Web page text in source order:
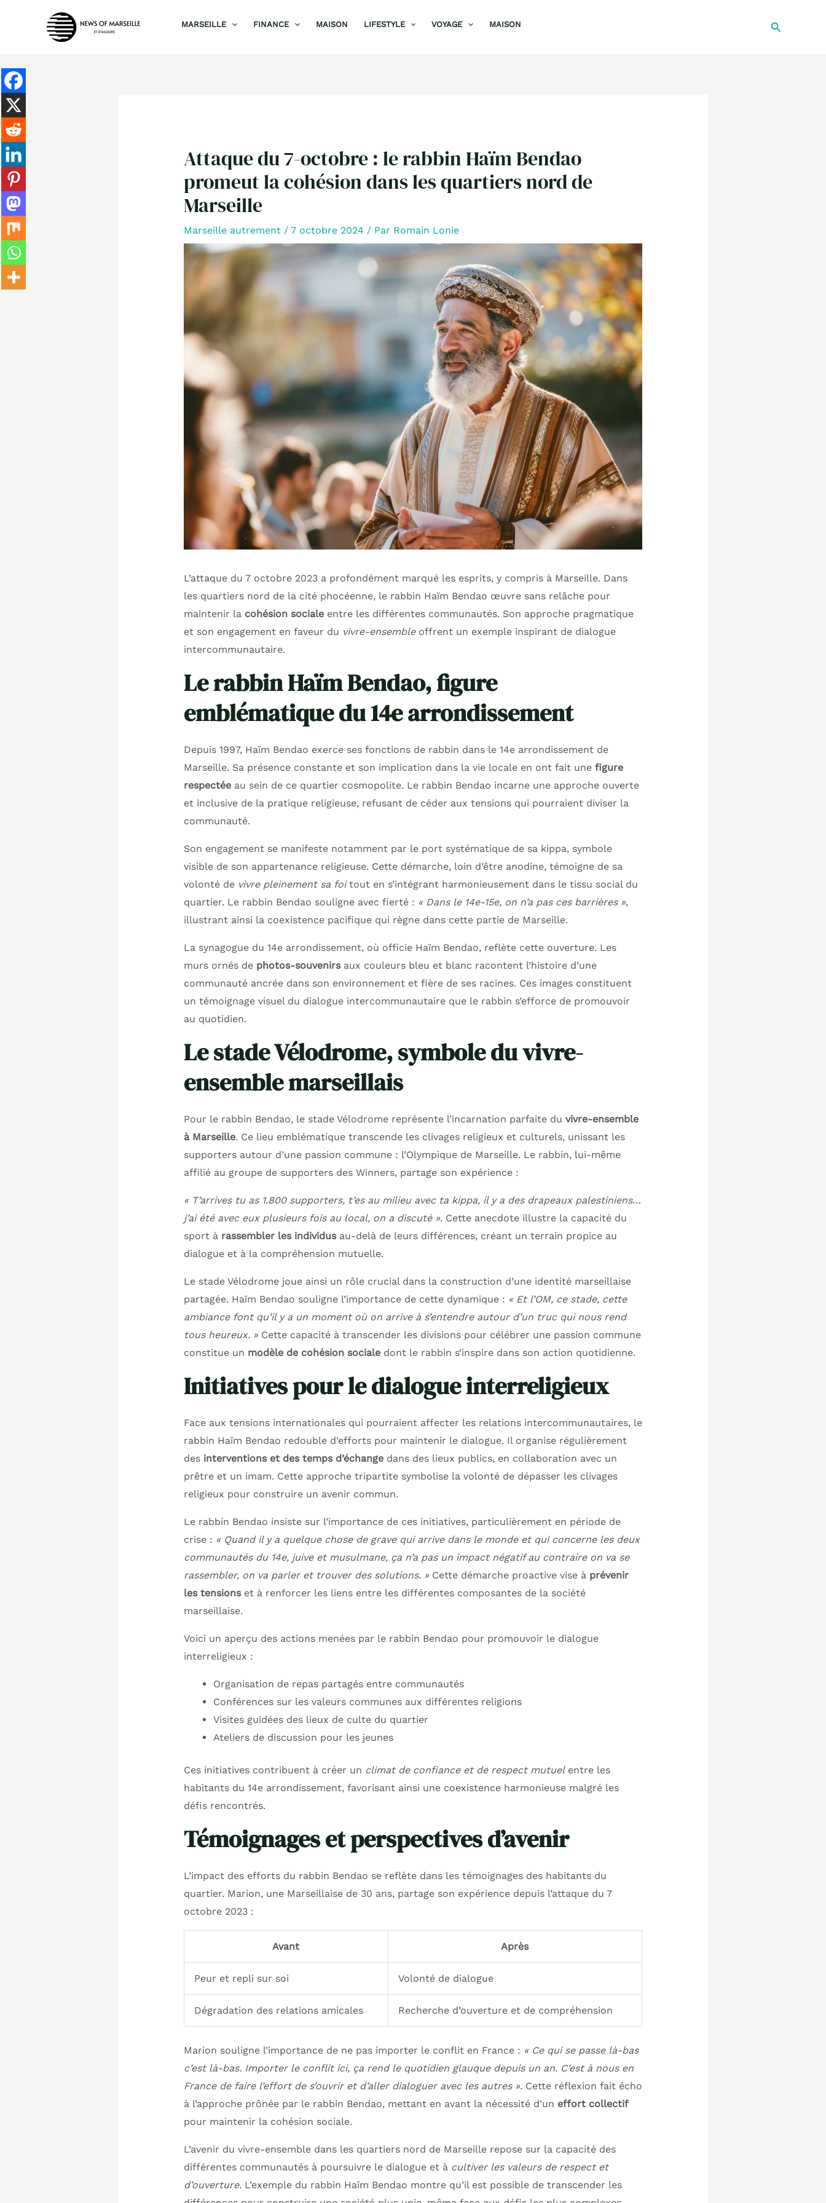
MARSEILLE FINANCE MAISON LIFESTYLE VOYAGE MAISON
Attaque du 7-octobre : le rabbin Haïm Bendao
promeut la cohésion dans les quartiers nord de
Marseille
Marseille autrement/ 7 octobre 2024 / Par Romain Lonie
L’attaque du 7 octobre 2023 a profondément marqué les esprits, y compris à Marseille. Dans
les quartiers nord de la cité phocéenne, le rabbin Haïm Bendao œuvre sans relâche pour
maintenir la cohésion socialeentre les différentes communautés. Son approche pragmatique
et son engagement en faveur du vivre-ensembleoffrent un exemple inspirant de dialogue
intercommunautaire.
Le rabbin Haïm Bendao, figure
emblématique du 14e arrondissement
Depuis 1997, Haïm Bendao exerce ses fonctions de rabbin dans le 14e arrondissement de
Marseille. Sa présence constante et son implication dans la vie locale en ont fait une figure
respectéeau sein de ce quartier cosmopolite. Le rabbin Bendao incarne une approche ouverte
et inclusive de la pratique religieuse, refusant de céder aux tensions qui pourraient diviser la
communauté.
Son engagement se manifeste notamment par le port systématique de sa kippa, symbole
visible de son appartenance religieuse. Cette démarche, loin d’être anodine, témoigne de sa
volonté de vivre pleinement sa foitout en s’intégrant harmonieusement dans le tissu social du
quartier. Le rabbin Bendao souligne avec fierté : « Dans le 14e-15e, on n’a pas ces barrières »,
illustrant ainsi la coexistence pacifique qui règne dans cette partie de Marseille.
La synagogue du 14e arrondissement, où officie Haïm Bendao, reflète cette ouverture. Les
murs ornés de photos-souvenirsaux couleurs bleu et blanc racontent l’histoire d’une
communauté ancrée dans son environnement et fière de ses racines. Ces images constituent
un témoignage visuel du dialogue intercommunautaire que le rabbin s’efforce de promouvoir
au quotidien.
Le stade Vélodrome, symbole du vivre-
ensemble marseillais
Pour le rabbin Bendao, le stade Vélodrome représente l’incarnation parfaite du vivre-ensemble
à Marseille. Ce lieu emblématique transcende les clivages religieux et culturels, unissant les
supporters autour d’une passion commune : l’Olympique de Marseille. Le rabbin, lui-même
affilié au groupe de supporters des Winners, partage son expérience :
« T’arrives tu as 1.800 supporters, t’es au milieu avec ta kippa, il y a des drapeaux palestiniens…
j’ai été avec eux plusieurs fois au local, on a discuté ». Cette anecdote illustre la capacité du
sport à rassembler les individusau-delà de leurs différences, créant un terrain propice au
dialogue et à la compréhension mutuelle.
Le stade Vélodrome joue ainsi un rôle crucial dans la construction d’une identité marseillaise
partagée. Haïm Bendao souligne l’importance de cette dynamique : « Et l’OM, ce stade, cette
ambiance font qu’il y a un moment où on arrive à s’entendre autour d’un truc qui nous rend
tous heureux. »Cette capacité à transcender les divisions pour célébrer une passion commune
constitue un modèle de cohésion socialedont le rabbin s’inspire dans son action quotidienne.
Initiatives pour le dialogue interreligieux
Face aux tensions internationales qui pourraient affecter les relations intercommunautaires, le
rabbin Haïm Bendao redouble d’efforts pour maintenir le dialogue. Il organise régulièrement
des interventions et des temps d’échangedans des lieux publics, en collaboration avec un
prêtre et un imam. Cette approche tripartite symbolise la volonté de dépasser les clivages
religieux pour construire un avenir commun.
Le rabbin Bendao insiste sur l’importance de ces initiatives, particulièrement en période de
crise : « Quand il y a quelque chose de grave qui arrive dans le monde et qui concerne les deux
communautés du 14e, juive et musulmane, ça n’a pas un impact négatif au contraire on va se
rassembler, on va parler et trouver des solutions. »Cette démarche proactive vise à prévenir
les tensionset à renforcer les liens entre les différentes composantes de la société
marseillaise.
Voici un aperçu des actions menées par le rabbin Bendao pour promouvoir le dialogue
interreligieux :
Organisation de repas partagés entre communautés
Conférences sur les valeurs communes aux différentes religions
Visites guidées des lieux de culte du quartier
Ateliers de discussion pour les jeunes
Ces initiatives contribuent à créer un climat de confiance et de respect mutuelentre les
habitants du 14e arrondissement, favorisant ainsi une coexistence harmonieuse malgré les
défis rencontrés.
Témoignages et perspectives d’avenir
L’impact des efforts du rabbin Bendao se reflète dans les témoignages des habitants du
quartier. Marion, une Marseillaise de 30 ans, partage son expérience depuis l’attaque du 7
octobre 2023 :
Avant Après
Peur et repli sur soi Volonté de dialogue
Dégradation des relations amicales Recherche d’ouverture et de compréhension
Marion souligne l’importance de ne pas importer le conflit en France : « Ce qui se passe là-bas
c’est là-bas. Importer le conflit ici, ça rend le quotidien glauque depuis un an. C’est à nous en
France de faire l’effort de s’ouvrir et d’aller dialoguer avec les autres ». Cette réflexion fait écho
à l’approche prônée par le rabbin Bendao, mettant en avant la nécessité d’un effort collectif
pour maintenir la cohésion sociale.
L’avenir du vivre-ensemble dans les quartiers nord de Marseille repose sur la capacité des
différentes communautés à poursuivre le dialogue et à cultiver les valeurs de respect et
d’ouverture. L’exemple du rabbin Haïm Bendao montre qu’il est possible de transcender les